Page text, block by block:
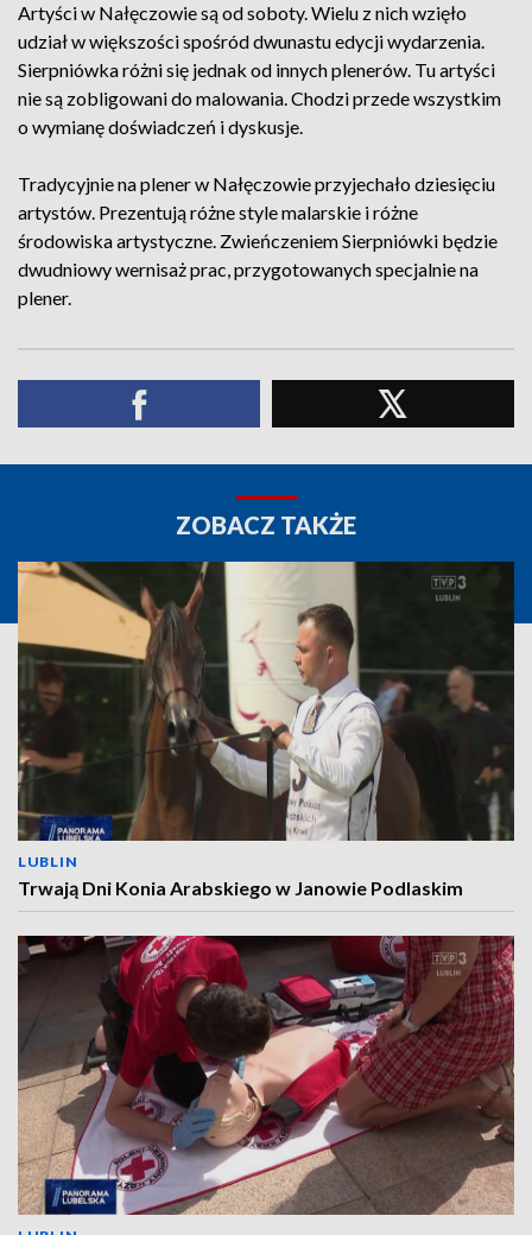
Artyści w Nałęczowie są od soboty. Wielu z nich wzięło
udział w większości spośród dwunastu edycji wydarzenia.
Sierpniówka różni się jednak od innych plenerów. Tu artyści
nie są zobligowani do malowania. Chodzi przede wszystkim
o wymianę doświadczeń i dyskusje.
Tradycyjnie na plener w Nałęczowie przyjechało dziesięciu
artystów. Prezentują różne style malarskie i różne
środowiska artystyczne. Zwieńczeniem Sierpniówki będzie
dwudniowy wernisaż prac, przygotowanych specjalnie na
plener.
ZOBACZ TAKŻE
LUBLIN
Trwają Dni Konia Arabskiego w Janowie Podlaskim